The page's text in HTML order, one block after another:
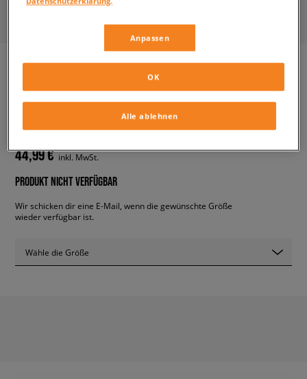
44,99 € inkl. MwSt.
PRODUKT NICHT VERFÜGBAR
Wir schicken dir eine E-Mail, wenn die gewünschte Größe
wieder verfügbar ist.
Wähle die Größe
Anpassen
Alle ablehnen
OK